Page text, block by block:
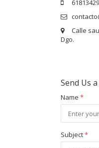
Calle
Dgo.
Send Us
Name *
Subject*